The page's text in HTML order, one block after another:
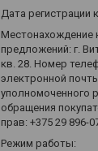
Дата регистрации
Местонахождение
предложений: г.
кв. 28. Номер
электронной
уполномоченного
обращения
прав: +375 29 896-
Режим работы: